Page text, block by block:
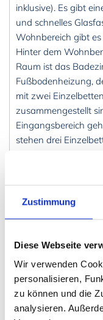
Zustimmung
Diese Webseite
Wir verwenden
personalisieren,
zu können und die
analysieren.
inklusive). Es gibt
und schnelles
Wohnbereich gibt
Hinter dem
Raum ist das
Fußbodenheizung,
mit zwei
zusammengestellt
Eingangsbereich
stehen drei
Ein
Löttorp, ca. 5,5
Meter.
Der traumhafte
Kilometer entfernt.
Ungefähr 30